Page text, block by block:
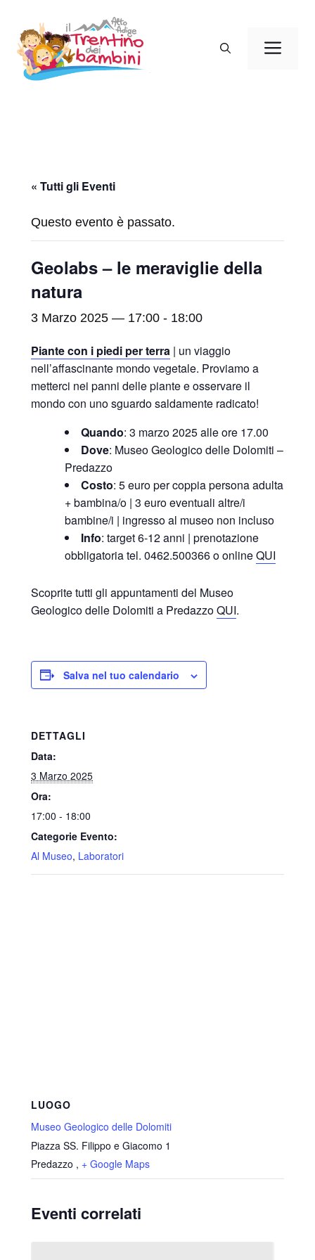
contenuto
« Tutti gli Eventi
Questo evento è passato.
Geolabs – le meraviglie della
natura
3 Marzo 2025 — 17:00 - 18:00
Piante con i piedi per terra | un viaggio
nell’affascinante mondo vegetale. Proviamo a
metterci nei panni delle piante e osservare il
mondo con uno sguardo saldamente radicato!
Quando: 3 marzo 2025 alle ore 17.00
Dove: Museo Geologico delle Dolomiti –
Predazzo
Costo: 5 euro per coppia persona adulta
+ bambina/o | 3 euro eventuali altre/i
bambine/i | ingresso al museo non incluso
Info: target 6-12 anni | prenotazione
obbligatoria tel. 0462.500366 o onlineQUI
Scoprite tutti gli appuntamenti del Museo
Geologico delle Dolomiti a PredazzoQUI.
Salva nel tuo calendario
DETTAGLI
Data:
3 Marzo 2025
Ora:
17:00 - 18:00
Categorie Evento:
Al Museo, Laboratori
LUOGO
Museo Geologico delle Dolomiti
Piazza SS. Filippo e Giacomo 1
Predazzo , + Google Maps
Eventi correlati